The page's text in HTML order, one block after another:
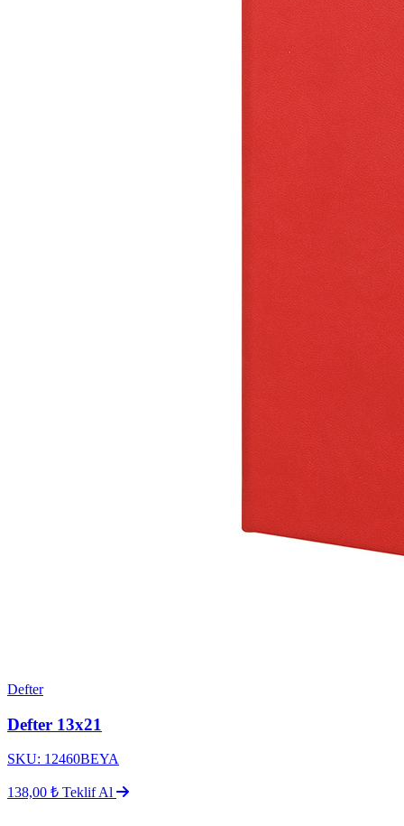
Defter
Defter 13x21
SKU: 12460BEYA
138,00 ₺ Teklif Al